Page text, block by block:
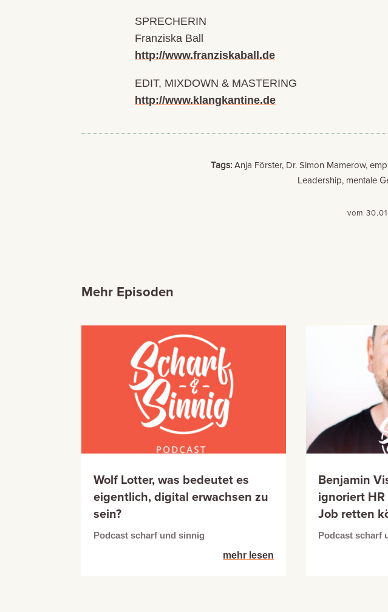
SPRECHERIN
Franziska Ball
http://www.franziskaball.de
EDIT, MIXDOWN & MASTERING
http://www.klangkantine.de
Tags:Anja Förster, Dr. Simon Mamerow,
Leadership, mentale
vom
Mehr Episoden
Wolf Lotter, was bedeutet es
eigentlich, digital erwachsen zu
sein?
Podcast scharf und sinnig
mehr lesen
Benjamin
ignoriert HR
Job retten
Podcast scharf